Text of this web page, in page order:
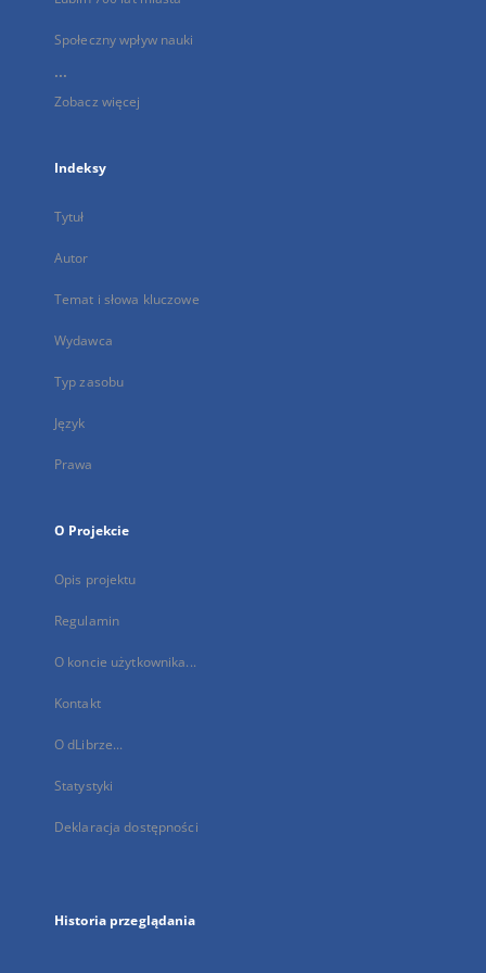
Społeczny wpływ nauki
...
Zobacz więcej
Indeksy
Tytuł
Autor
Temat i słowa kluczowe
Wydawca
Typ zasobu
Język
Prawa
O Projekcie
Opis projektu
Regulamin
O koncie użytkownika...
Kontakt
O dLibrze...
Statystyki
Deklaracja dostępności
Historia przeglądania